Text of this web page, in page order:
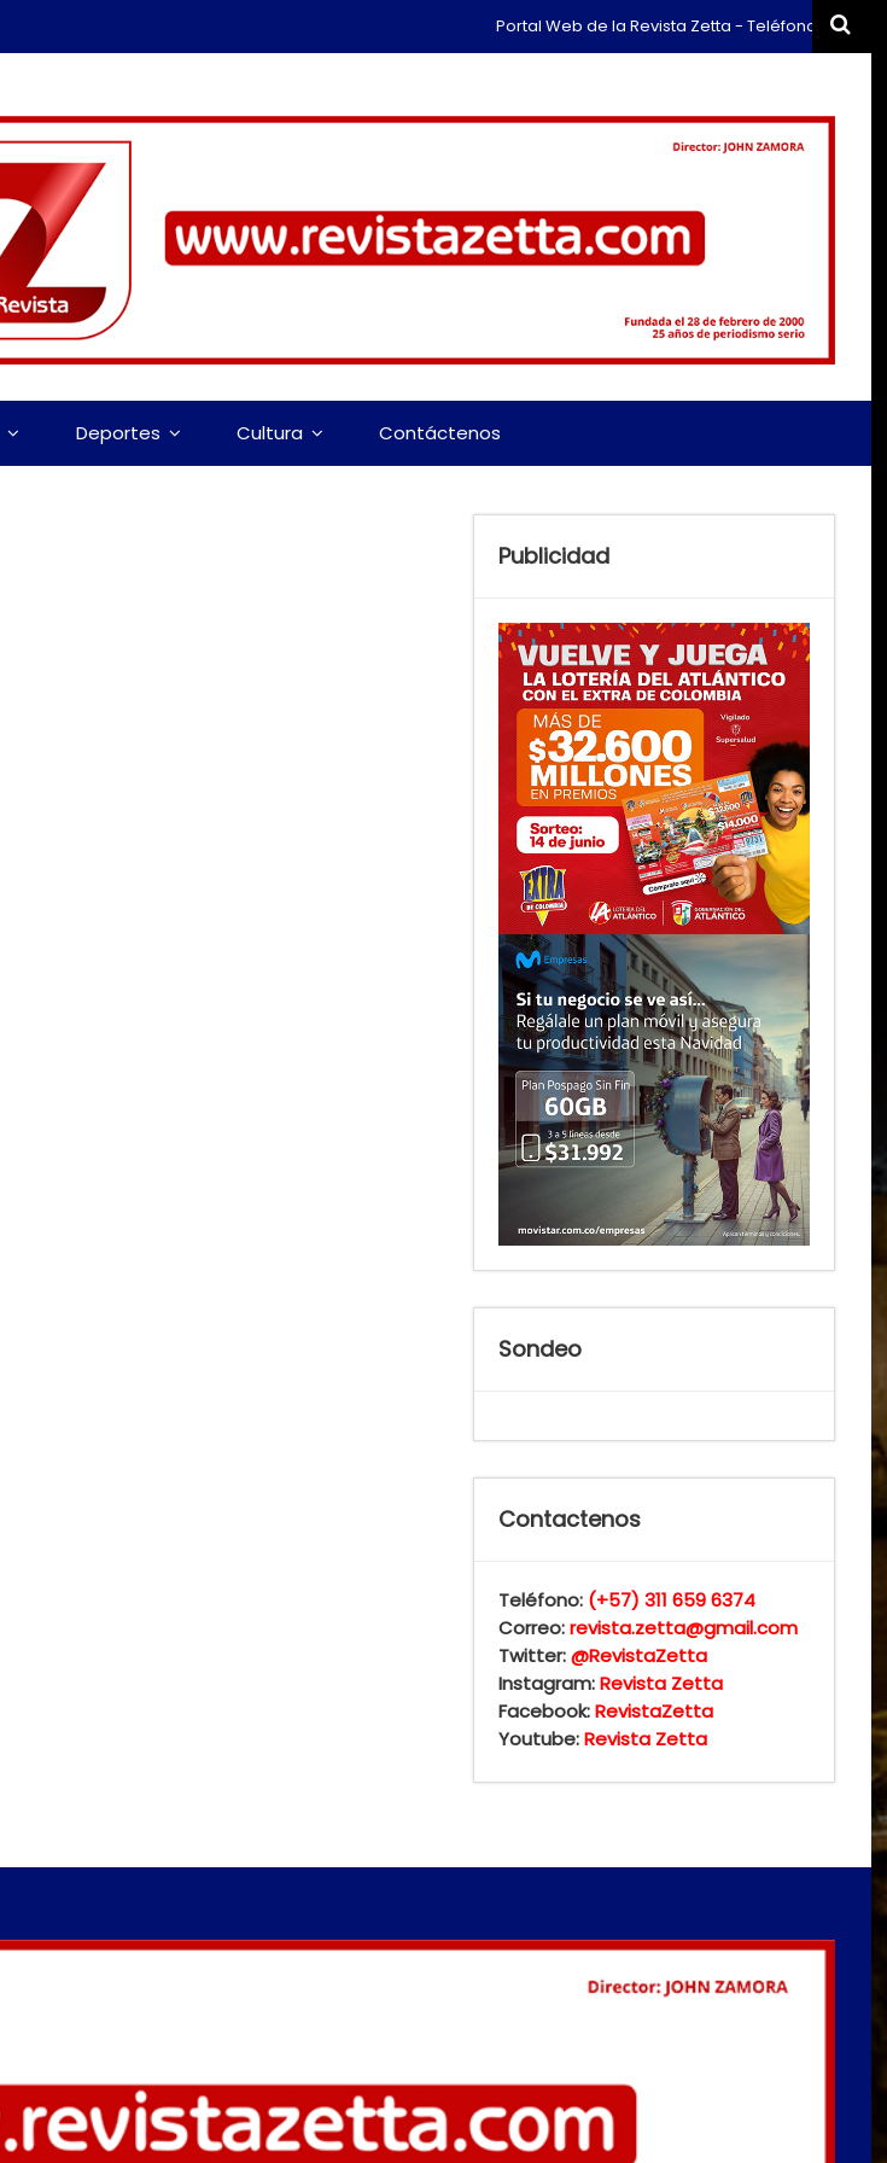
Portal Web de la Revista Zetta - Teléfono: (+57) 311
Deportes Cultura Contáctenos
Publicidad
Sondeo
Contactenos
Teléfono: (+57) 311 659 6374
Correo:revista.zetta@gmail.com
Twitter:@RevistaZetta
Instagram:Revista Zetta
Facebook:RevistaZetta
Youtube:Revista Zetta